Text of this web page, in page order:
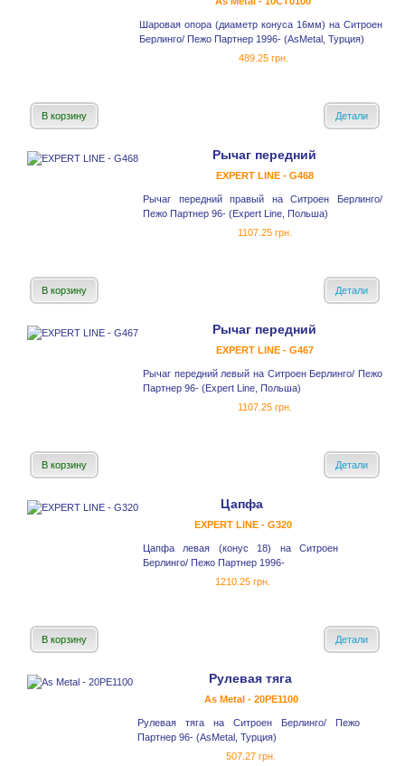
Шаровая опора (диаметр конуса 16мм) на Ситроен
Берлинго/ Пежо Партнер 1996- (AsMetal, Турция)
489.25 грн.
В корзину Детали
Рычаг передний
EXPERT LINE - G468
Рычаг передний правый на Ситроен Берлинго/
Пежо Партнер 96- (Expert Line, Польша)
1107.25 грн.
В корзину Детали
Рычаг передний
EXPERT LINE - G467
Рычаг передний левый на Ситроен Берлинго/ Пежо
Партнер 96- (Expert Line, Польша)
1107.25 грн.
В корзину Детали
Цапфа
EXPERT LINE - G320
Цапфа левая (конус 18) на Ситроен
Берлинго/ Пежо Партнер 1996-
1210.25 грн.
В корзину Детали
Рулевая тяга
As Metal - 20PE1100
Рулевая тяга на Ситроен Берлинго/ Пежо
Партнер 96- (AsMetal, Турция)
507.27 грн.